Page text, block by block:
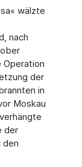
wälzte
nach
der
in
Moskau
der
den